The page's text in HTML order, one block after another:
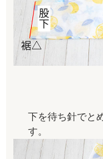
下を待ち針でと
す。